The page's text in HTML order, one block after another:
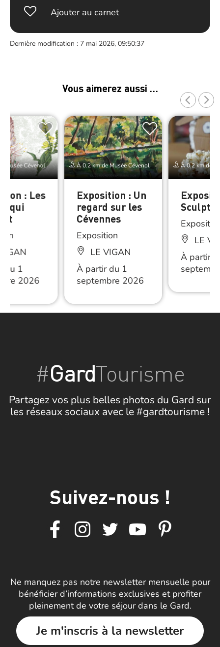
Ajouter au carnet
Dernière modification : 7 mai 2026, 09:50:37
Vous aimerez aussi …
Musée Cévenol
: Les
qui
du 1
2026
À 0.2 km de Musée Cévenol
Exposition : Un
regard sur les
Cévennes
Exposition
LE VIGAN
À partir du 1
septembre 2026
À 0.2 km de
LE
À partir
#GardTourisme
Partagez vos plus belles photos du Gard sur
les réseaux sociaux avec le #gardtourisme !
Suivez-nous !
Ne manquez pas notre newsletter mensuelle pour
bénéficier d’informations exclusives et profiter
pleinement de votre séjour dans le Gard.
Je m'inscris à la newsletter